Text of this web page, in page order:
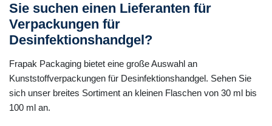
Sie suchen einen Lieferanten für
Verpackungen für
Desinfektionshandgel?
Frapak Packaging bietet eine große Auswahl an
Kunststoffverpackungen für Desinfektionshandgel. Sehen Sie
sich unser breites Sortiment an kleinen Flaschen von 30 ml bis
100 ml an.